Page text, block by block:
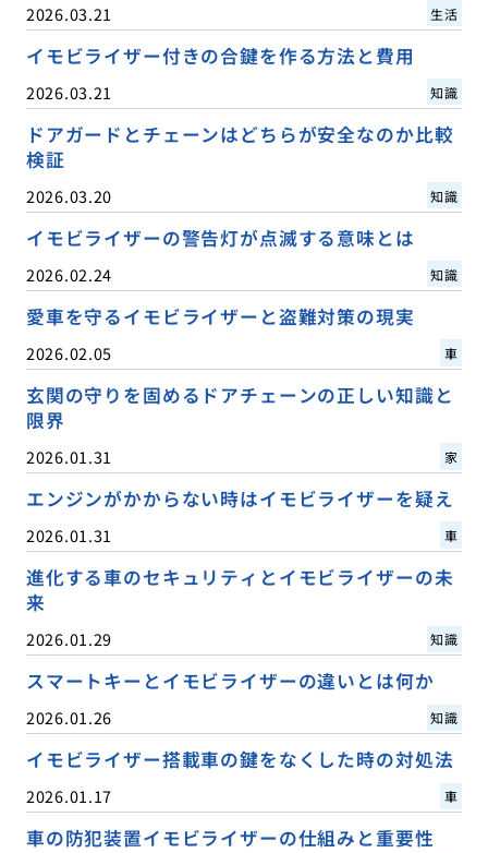
2026.03.21 生活
イモビライザー付きの合鍵を作る方法と費用
2026.03.21 知識
ドアガードとチェーンはどちらが安全なのか比較
検証
2026.03.20 知識
イモビライザーの警告灯が点滅する意味とは
2026.02.24 知識
愛車を守るイモビライザーと盗難対策の現実
2026.02.05 車
玄関の守りを固めるドアチェーンの正しい知識と
限界
2026.01.31 家
エンジンがかからない時はイモビライザーを疑え
2026.01.31 車
進化する車のセキュリティとイモビライザーの未
来
2026.01.29 知識
スマートキーとイモビライザーの違いとは何か
2026.01.26 知識
イモビライザー搭載車の鍵をなくした時の対処法
2026.01.17 車
車の防犯装置イモビライザーの仕組みと重要性